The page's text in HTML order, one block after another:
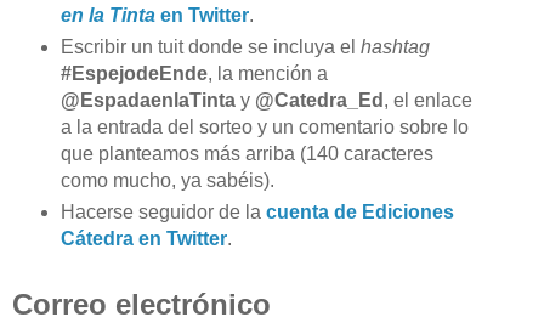
en la Tintaen Twitter.
Escribir un tuit donde se incluya el hashtag
#EspejodeEnde, la mención a
@EspadaenlaTintay @Catedra_Ed , el enlace
a la entrada del sorteo y un comentario sobre lo
que planteamos más arriba (140 caracteres
como mucho, ya sabéis).
Hacerse seguidor de la cuenta de Ediciones
Cátedra en Twitter.
Correo electrónico